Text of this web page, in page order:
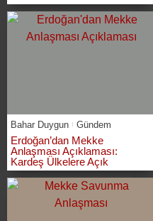
Bahar Duygun Gündem
Erdoğan’dan Mekke
Anlaşması Açıklaması:
Kardeş Ülkelere Açık